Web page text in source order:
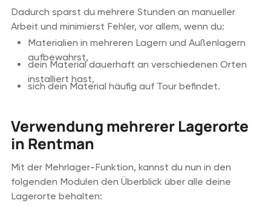
Dadurch sparst du mehrere Stunden an manueller
Arbeit und minimierst Fehler, vor allem, wenn du:
Materialien in mehreren Lagern und Außenlagern
aufbewahrst,
dein Material dauerhaft an verschiedenen Orten
installiert hast,
sich dein Material häufig auf Tour befindet.
Verwendung mehrerer Lagerorte
in Rentman
Mit der Mehrlager-Funktion, kannst du nun in den
folgenden Modulen den Überblick über alle deine
Lagerorte behalten: